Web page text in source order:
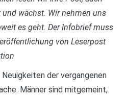
wächst. Wir nehmen uns
es geht. Der Infobrief muss
von Leserpost
der vergangenen
Männer sind mitgemeint,